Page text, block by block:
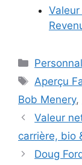
Tags
Aperçu
Bob Menery,
Valeur
carrière, bio
Doug